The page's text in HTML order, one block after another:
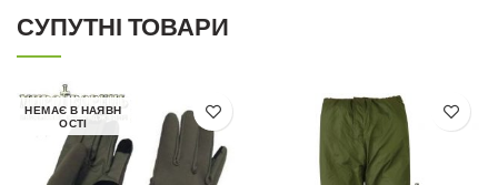
СУПУТНІ ТОВАРИ
НЕМАЄ В НАЯВН
ОСТІ